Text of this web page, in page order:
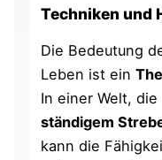
Techniken und
Die Bedeutung
Leben ist ein
In einer Welt,
ständigem
kann die